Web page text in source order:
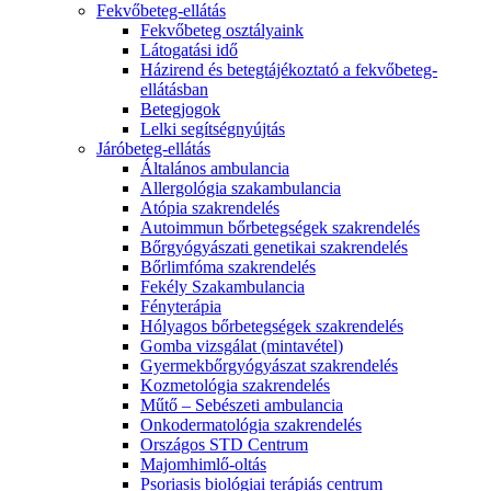
Fekvőbeteg-ellátás
Fekvőbeteg osztályaink
Látogatási idő
Házirend és betegtájékoztató a fekvőbeteg-
ellátásban
Betegjogok
Lelki segítségnyújtás
Járóbeteg-ellátás
Általános ambulancia
Allergológia szakambulancia
Atópia szakrendelés
Autoimmun bőrbetegségek szakrendelés
Bőrgyógyászati genetikai szakrendelés
Bőrlimfóma szakrendelés
Fekély Szakambulancia
Fényterápia
Hólyagos bőrbetegségek szakrendelés
Gomba vizsgálat (mintavétel)
Gyermekbőrgyógyászat szakrendelés
Kozmetológia szakrendelés
Műtő – Sebészeti ambulancia
Onkodermatológia szakrendelés
Országos STD Centrum
Majomhimlő-oltás
Psoriasis biológiai terápiás centrum